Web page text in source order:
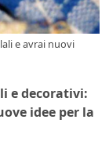
e avrai nuovi
e decorativi:
idee per la